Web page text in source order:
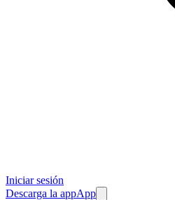
Iniciar sesión
Descarga la appApp